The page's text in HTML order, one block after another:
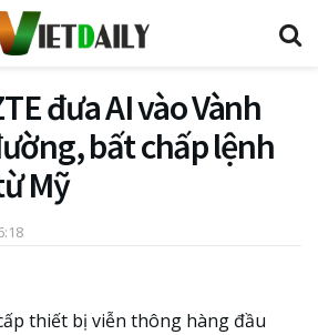
đưa AI vào Vành
bất chấp lệnh
Mỹ
thiết bị viễn thông hàng đầu